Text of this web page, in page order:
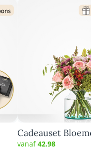
Cadeauset
vanaf42.98